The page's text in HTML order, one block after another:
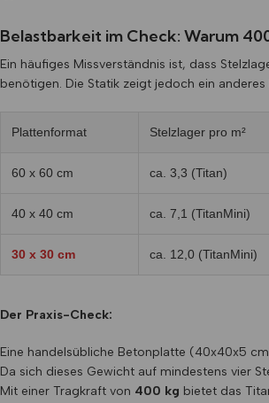
Belastbarkeit im Check: Warum
Ein häufiges Missverständnis ist, dass
benötigen. Die Statik zeigt jedoch ein anderes
Plattenformat Stelzlager pro m²
60 x 60 cm ca. 3,3 (Titan)
40 x 40 cm ca. 7,1 (TitanMini)
30 x 30 cm ca. 12,0 (TitanMini)
Der Praxis-Check:
Eine handelsübliche Betonplatte (40x40x5
Da sich dieses Gewicht auf mindestens vier
Mit einer Tragkraft von 400 kg bietet das